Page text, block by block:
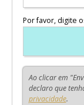
Por favor, digite
Ao clicar em
declaro que
privacidade.